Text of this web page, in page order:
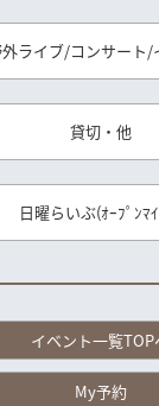
ライブ/コンサート/
貸切・他
日曜らいぶ(ｵｰﾌﾟﾝﾏｲ
イベント一覧TOP
My予約